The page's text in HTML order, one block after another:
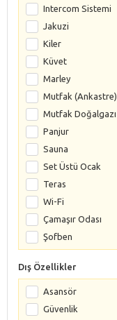
Intercom Sistemi
Jakuzi
Kiler
Küvet
Marley
Mutfak (Ankastre)
Mutfak Doğalgazı
Panjur
Sauna
Set Üstü Ocak
Teras
Wi-Fi
Çamaşır Odası
Şofben
Dış Özellikler
Asansör
Güvenlik